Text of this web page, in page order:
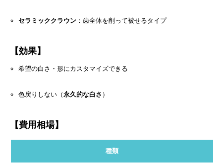
セラミッククラウン：歯全体を削って被せるタイプ
【効果】
希望の白さ・形にカスタマイズできる
色戻りしない（永久的な白さ ）
【費用相場】
種類